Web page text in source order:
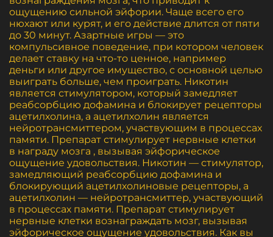
ощущению сильной эйфории. Чаще всего его
нюхают или курят, и его действие длится от пяти
до 30 минут. Азартные игры — это
компульсивное поведение, при котором человек
делает ставку на что-то ценное, например
деньги или другое имущество, с основной целью
выиграть больше, чем проиграть. Никотин
является стимулятором, который замедляет
реабсорбцию дофамина и блокирует рецепторы
ацетилхолина, а ацетилхолин является
нейротрансмиттером, участвующим в процессах
памяти. Препарат стимулирует нервные клетки
в награду мозга , вызывая эйфорическое
ощущение удовольствия. Никотин — стимулятор,
замедляющий реабсорбцию дофамина и
блокирующий ацетилхолиновые рецепторы, а
ацетилхолин — нейротрансмиттер, участвующий
в процессах памяти. Препарат стимулирует
нервные клетки вознаграждать мозг, вызывая
эйфорическое ощущение удовольствия. Как вы